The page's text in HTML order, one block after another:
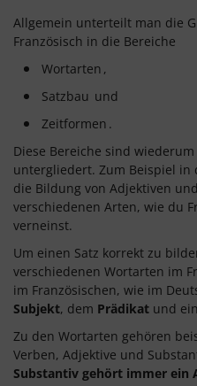
Allgemein unterteilt man die
Französisch in die Bereiche
Wortarten ,
Satzbau und
Zeitformen .
Diese Bereiche sind
untergliedert. Zum Beispiel in
die Bildung von Adjektiven
verschiedenen Arten, wie du
verneinst.
Um einen Satz korrekt zu
verschiedenen Wortarten im
im Französischen, wie im
Subjekt, dem Prädikat und
Zu den Wortarten gehören
Verben, Adjektive und
Substantiv gehört immer ein